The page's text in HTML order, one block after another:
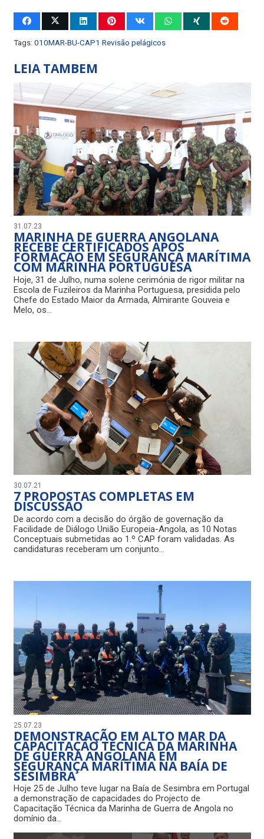
Tags: 010MAR-BU-CAP1 Revisão pelágicos
LEIA TAMBEM
31.07.23
MARINHA DE GUERRA ANGOLANA
RECEBE CERTIFICADOS APÓS
FORMAÇÃO EM SEGURANÇA MARÍTIMA
COM MARINHA PORTUGUESA
Hoje, 31 de Julho, numa solene cerimónia de rigor militar na
Escola de Fuzileiros da Marinha Portuguesa, presidida pelo
Chefe do Estado Maior da Armada, Almirante Gouveia e
Melo, os…
30.07.21
7 PROPOSTAS COMPLETAS EM
DISCUSSÃO
De acordo com a decisão do órgão de governação da
Facilidade de Diálogo União Europeia-Angola, as 10 Notas
Conceptuais submetidas ao 1.º CAP foram validadas. As
candidaturas receberam um conjunto…
25.07.23
DEMONSTRAÇÃO EM ALTO MAR DA
CAPACITAÇÃO TÉCNICA DA MARINHA
DE GUERRA ANGOLANA EM
SEGURANÇA MARÍTIMA NA BAÍA DE
SESIMBRA
Hoje 25 de Julho teve lugar na Baía de Sesimbra em Portugal
a demonstração de capacidades do Projecto de
Capacitação Técnica da Marinha de Guerra de Angola no
domínio da…